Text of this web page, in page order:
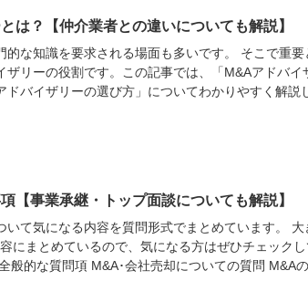
は？【仲介業者との違いについても解説】
的な知識を要求される場面も多いです。 そこで重要
ザリーの役割です。この記事では、「M&Aアドバイ
ドバイザリーの選び方」についてわかりやすく解説
【事業承継・トップ面談についても解説】
いて気になる内容を質問形式でまとめています。 大
にまとめているので、気になる方はぜひチェックし
般的な質問項 M&A･会社売却についての質問 M&A